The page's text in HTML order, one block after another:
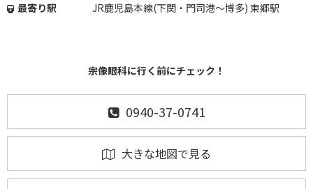
最寄り駅
JR鹿児島本線(下関・門司港～博多) 東郷駅
宗像眼科に行く前にチェック！
0940-37-0741
大きな地図で見る